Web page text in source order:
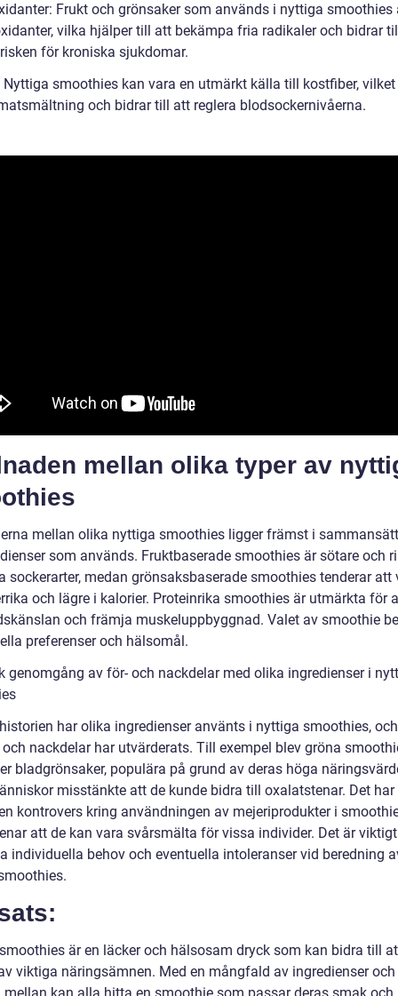
Frukt och grönsaker som används i nyttiga smoothies
vilka hjälper till att bekämpa fria radikaler och bidrar
för kroniska sjukdomar.
Nyttiga smoothies kan vara en utmärkt källa till kostfiber,
och bidrar till att reglera blodsockernivåerna.
mellan olika typer av
mellan olika nyttiga smoothies ligger främst i
som används. Fruktbaserade smoothies är sötare och
sockerarter, medan grönsaksbaserade smoothies tenderar att
och lägre i kalorier. Proteinrika smoothies är utmärkta för
och främja muskeluppbyggnad. Valet av smoothie
preferenser och hälsomål.
genomgång av för- och nackdelar med olika ingredienser i
har olika ingredienser använts i nyttiga smoothies,
nackdelar har utvärderats. Till exempel blev gröna
bladgrönsaker, populära på grund av deras höga
misstänkte att de kunde bidra till oxalatstenar. Det har
kontrovers kring användningen av mejeriprodukter i
att de kan vara svårsmälta för vissa individer. Det är
individuella behov och eventuella intoleranser vid beredning
är en läcker och hälsosam dryck som kan bidra till
viktiga näringsämnen. Med en mångfald av ingredienser